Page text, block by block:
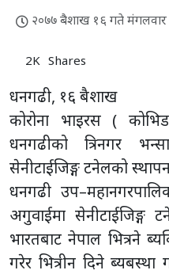
२०७७ बैशाख १६ गते मंगलवार
2K Shares
धनगढी, १६ बैशाख
कोरोना भाइरस (
धनगढीको त्रिनगर
सेनीटाईजिङ्ग टनेलको
धनगढी
अगुवाईमा सेनीटाईजिङ्ग
भारतबाट नेपाल भित्रने
गरेर भित्रीन दिने